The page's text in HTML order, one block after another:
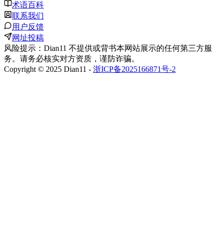
术语百科
联系我们
用户反馈
网址投稿
风险提示：Dian11 不提供或背书本网站展示的任何第三方服
务。请务必核实对方资质，谨防诈骗。
Copyright © 2025 Dian11 - 浙ICP备2025166871号-2